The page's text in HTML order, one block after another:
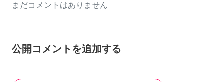
まだコメントはありません
公開コメントを追加する